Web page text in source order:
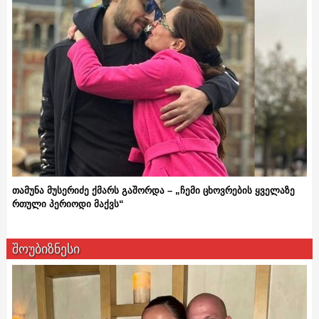
თამუნა მუსერიძე ქმარს გაშორდა – „ჩემი ცხოვრების ყველაზე
რთული პერიოდი მაქვს“
შოუბიზნესი